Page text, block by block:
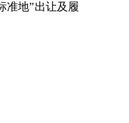
准地”出让及履